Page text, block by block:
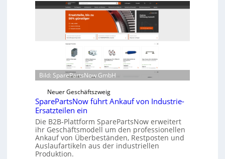
ü
r
n
i
r
e
k
t
e
A
n
t
l
l
n
t
w
i
c
k
e
l
t
Bild: SparePartsNow GmbH
Neuer Geschäftszweig
SparePartsNow führt Ankauf von Industrie-
Ersatzteilen ein
Die B2B-Plattform SparePartsNow erweitert
ihr Geschäftsmodell um den professionellen
Ankauf von Überbeständen, Restposten und
Auslaufartikeln aus der industriellen
Produktion.